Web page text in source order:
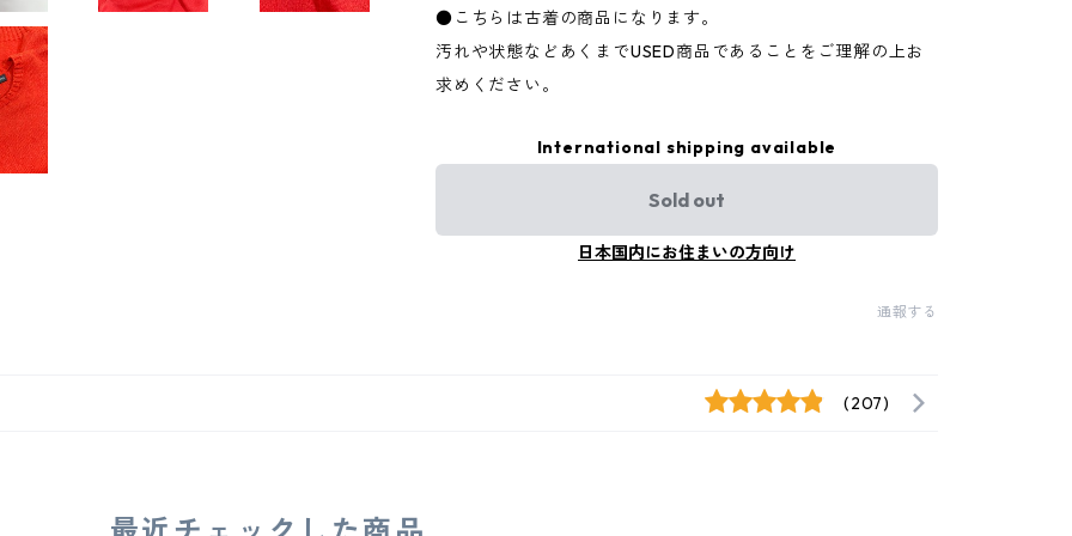
●こちらは古着の商品になります。
汚れや状態などあくまでUSED商品であることをご理解の上お
求めください。
International shipping available
Sold out
日本国内にお住まいの方向け
通報する
(207)